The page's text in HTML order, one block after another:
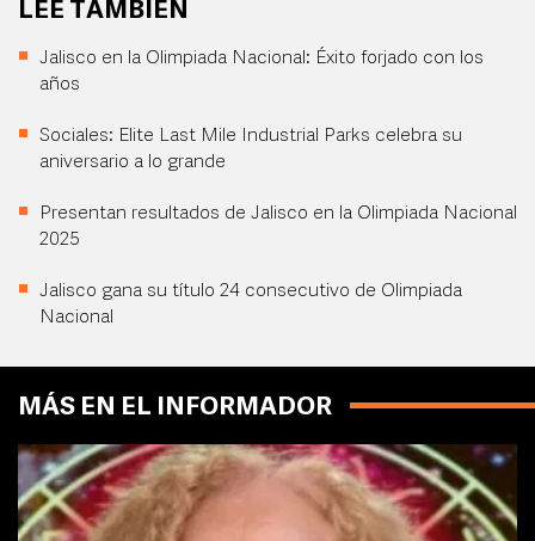
LEE TAMBIÉN
Jalisco en la Olimpiada Nacional: Éxito forjado con los
años
Sociales: Elite Last Mile Industrial Parks celebra su
aniversario a lo grande
Presentan resultados de Jalisco en la Olimpiada Nacional
2025
Jalisco gana su título 24 consecutivo de Olimpiada
Nacional
MÁS EN EL INFORMADOR